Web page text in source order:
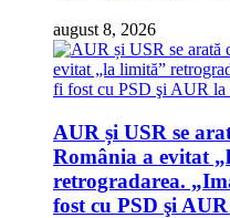
august 8, 2026
AUR și USR se
România a evitat
retrogradarea.
fost cu PSD şi